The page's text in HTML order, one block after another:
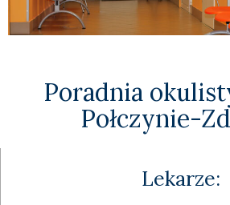
Poradnia
Połczynie-
Lekarze: